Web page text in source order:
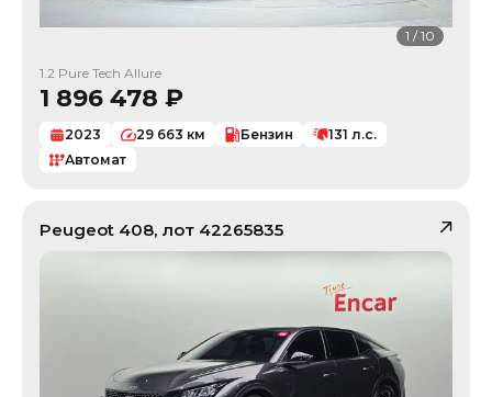
1 /10
1.2 Pure Tech Allure
1 896 478 ₽
2023 29 663 км Бензин 131 л.с.
Автомат
Peugeot 408, лот 42265835